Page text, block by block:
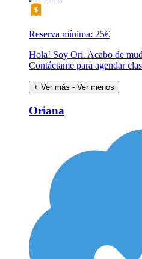
Reserva mínima: 25€
Hola! Soy Ori. Acabo de
Contáctame para agendar
+ Ver más - Ver menos
Oriana